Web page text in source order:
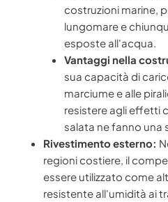
costruzioni marine,
lungomare e
esposte all'acqua.
Vantaggi nella
sua capacità di
marciume e alle
resistere agli effetti
salata ne fanno una
Rivestimento esterno:
regioni costiere, il
essere utilizzato come
resistente all'umidità ai